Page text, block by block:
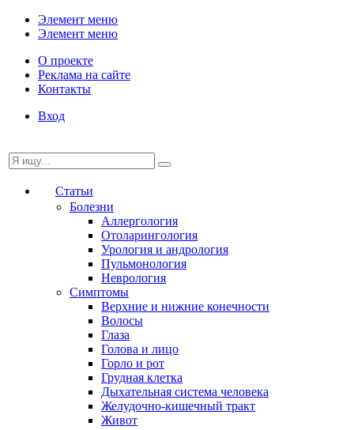
Элемент меню
Элемент меню
О проекте
Реклама на сайте
Контакты
Вход
Статьи
Болезни
Аллергология
Отоларингология
Урология и андрология
Пульмонология
Неврология
Симптомы
Верхние и нижние конечности
Волосы
Глаза
Голова и лицо
Горло и рот
Грудная клетка
Дыхательная система человека
Желудочно-кишечный тракт
Живот